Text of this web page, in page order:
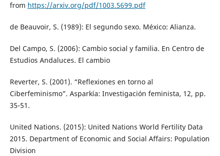
from https://arxiv.org/pdf/1003.5699.pdf
de Beauvoir, S. (1989): El segundo sexo. México: Alianza.
Del Campo, S. (2006): Cambio social y familia. En Centro de
Estudios Andaluces. El cambio
Reverter, S. (2001). “Reflexiones en torno al
Ciberfeminismo”. Asparkía: Investigación feminista, 12, pp.
35-51.
United Nations. (2015): United Nations World Fertility Data
2015. Department of Economic and Social Affairs: Population
Division